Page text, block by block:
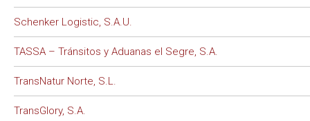
Schenker Logistic, S.A.U.
TASSA – Tránsitos y Aduanas el Segre, S.A.
TransNatur Norte, S.L.
TransGlory, S.A.